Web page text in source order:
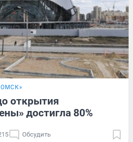
открытия
достигла 80%
Обсудить